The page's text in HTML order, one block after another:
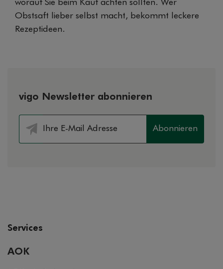
worauf Sie beim Kauf achten sollten. Wer
Obstsaft lieber selbst macht, bekommt leckere
Rezeptideen.
vigo Newsletter abonnieren
Abonnieren
Services
AOK